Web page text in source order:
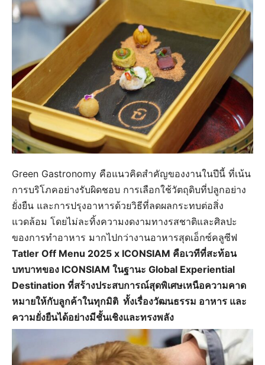
Green Gastronomy คือแนวคิดสำคัญของงานในปีนี้ ที่เน้น
การบริโภคอย่างรับผิดชอบ การเลือกใช้วัตถุดิบที่ปลูกอย่าง
ยั่งยืน และการปรุงอาหารด้วยวิธีที่ลดผลกระทบต่อสิ่ง
แวดล้อม โดยไม่ละทิ้งความงดงามทางรสชาติและศิลปะ
ของการทำอาหาร มากไปกว่างานอาหารสุดเอ็กซ์คลูซีฟ
Tatler Off Menu 2025 x ICONSIAM คือเวทีที่สะท้อน
บทบาทของ ICONSIAM ในฐานะ Global Experiential
Destination ที่สร้างประสบการณ์สุดพิเศษเหนือความคาด
หมายให้กับลูกค้าในทุกมิติ ทั้งเรื่องวัฒนธรรม อาหาร และ
ความยั่งยืนได้อย่างมีชั้นเชิงและทรงพลัง